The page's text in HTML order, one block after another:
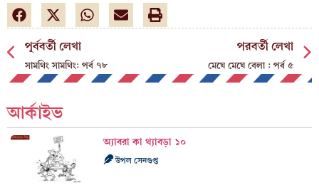
পূর্ববর্তী লেখা
সামথিং সামথিং: পর্ব ৭৮
পরবর্তী লেখা
মেঘে মেঘে বেলা : পর্ব ৫
আর্কাইভ
অ্যাবরা কা থ্যাবড়া ১০
উপল সেনগুপ্ত